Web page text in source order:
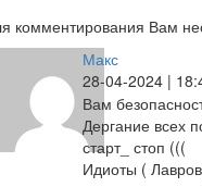
комментирования Вам
Макс
28-04-2024 |
Вам
Дергание всех
старт_ стоп (((
Идиоты (